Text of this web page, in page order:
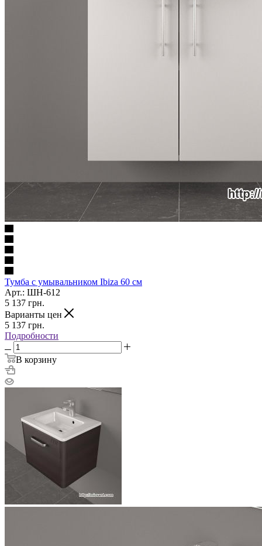
Тумба с умывальником Ibiza 60 см
Арт.: ШН-612
5 137 грн.
Варианты цен
5 137 грн.
Подробности
В корзину